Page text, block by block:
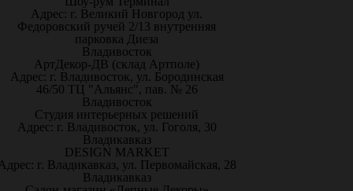
Адрес: г. Великий Новгород ул.
Федоровский ручей 2/13 внутренняя
парковка Диеза
Владивосток
АртДекор-ДВ (склад Артполе)
Адрес: г. Владивосток, ул. Бородинская
46/50 ТЦ "Альянс", пав. № 26
Владивосток
Студия интерьерных решений
Адрес: г. Владивосток, ул. Гоголя, 30
Владикавказ
DESIGN MARKET
г. Владикавказ, ул. Первомайская, 28
Владикавказ